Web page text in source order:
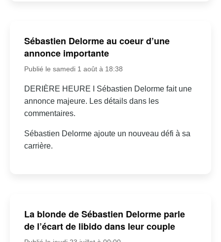
Sébastien Delorme au coeur d’une
annonce importante
Publié le samedi 1 août à 18:38
DERIÈRE HEURE I Sébastien Delorme fait une
annonce majeure. Les détails dans les
commentaires.
Sébastien Delorme ajoute un nouveau défi à sa
carrière.
La blonde de Sébastien Delorme parle
de l’écart de libido dans leur couple